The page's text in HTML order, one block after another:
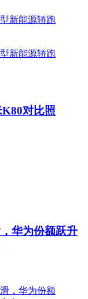
对比照
华为份额跃升